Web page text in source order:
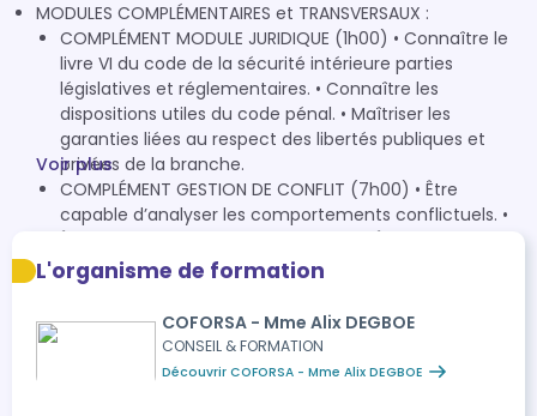
MODULES COMPLÉMENTAIRES et TRANSVERSAUX :
COMPLÉMENT MODULE JURIDIQUE (1h00) • Connaître le
livre VI du code de la sécurité intérieure parties
législatives et réglementaires. • Connaître les
dispositions utiles du code pénal. • Maîtriser les
garanties liées au respect des libertés publiques et
privées de la branche.
COMPLÉMENT GESTION DE CONFLIT (7h00) • Être
capable d’analyser les comportements conflictuels. •
gérer une situation conflictuelle.
COMPLÉMENT MODULE STRATÉGIE (2h00) • Connaître les
outils de transmission. • Savoir transmettre des
consignes. • Réaliser une remontée d’informations.
Voir plus
L'organisme de formation
COFORSA - Mme Alix DEGBOE
CONSEIL & FORMATION
Découvrir COFORSA - Mme Alix DEGBOE